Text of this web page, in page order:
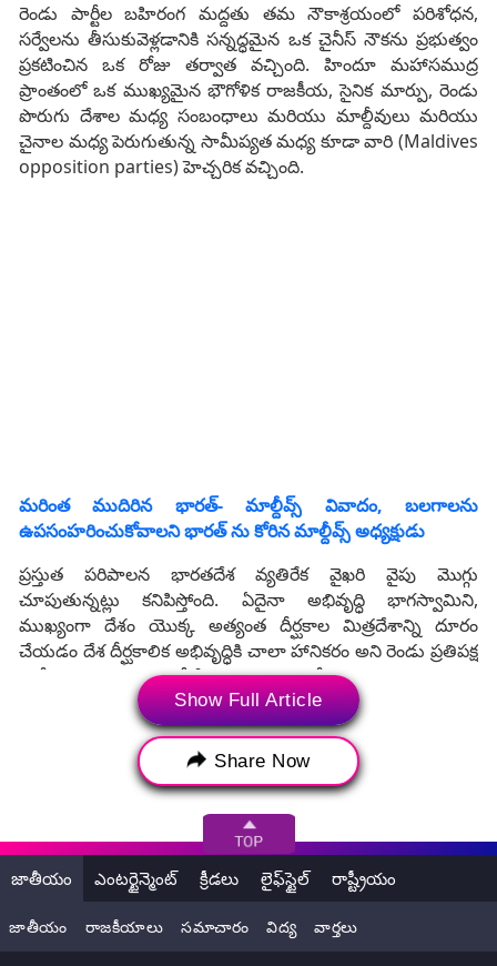
రెండు పార్టీల బహిరంగ మద్దతు తమ నౌకాశ్రయంలో పరిశోధన,
సర్వేలను తీసుకువెళ్లడానికి సన్నద్ధమైన ఒక చైనీస్ నౌకను ప్రభుత్వం
ప్రకటించిన ఒక రోజు తర్వాత వచ్చింది. హిందూ మహాసముద్ర
ప్రాంతంలో ఒక ముఖ్యమైన భౌగోళిక రాజకీయ, సైనిక మార్పు, రెండు
పొరుగు దేశాల మధ్య సంబంధాలు మరియు మాల్దీవులు మరియు
చైనాల మధ్య పెరుగుతున్న సామీప్యత మధ్య కూడా వారి (Maldives
opposition parties) హెచ్చరిక వచ్చింది.
మ‌రింత ముదిరిన భార‌త్- మాల్దీవ్స్ వివాదం, బ‌ల‌గాల‌ను
ఉపసంహ‌రించుకోవాల‌ని భార‌త్ ను కోరిన మాల్దీవ్స్ అధ్య‌క్షుడు
ప్రస్తుత పరిపాలన భారతదేశ వ్యతిరేక వైఖరి వైపు మొగ్గు
చూపుతున్నట్లు కనిపిస్తోంది. ఏదైనా అభివృద్ధి భాగస్వామిని,
ముఖ్యంగా దేశం యొక్క అత్యంత దీర్ఘకాల మిత్రదేశాన్ని దూరం
చేయడం దేశ దీర్ఘకాలిక అభివృద్ధికి చాలా హానికరం అని రెండు ప్రతిపక్ష
పార్టీలు తమ అంచనాలో పేర్కొన్నాయి. మాల్దీవుల ప్రభుత్వం యొక్క
విదేశాంగ విధానాన్ని తప్పుబట్టాయి. మాల్దీవులు సాంప్రదాయకంగా
చేస్తున్న విధంగా, దేశంలోని వరుస ప్రభుత్వాలు మాల్దీవుల ప్రజల
ప్రయోజనాల కోసం అన్ని అభివృద్ధి భాగస్వాములతో కలిసి పని
చేయగలగాలి. హిందూ మహాసముద్రంలో స్థిరత్వం, భద్రత మాల్దీవుల
స్థిరత్వం, భద్రతకు చాలా ముఖ్యమైనదని తెలిపాయి.
Show Full Article
Share Now
జాతీయం ఎంటర్టైన్మెంట్ క్రీడలు లైఫ్‌స్టైల్ రాష్ట్రీయం
జాతీయం రాజకీయాలు సమాచారం విద్య వార్తలు